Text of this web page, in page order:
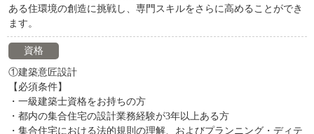
ある住環境の創造に挑戦し、専門スキルをさらに高めることができ
ます。
資格
①建築意匠設計
【必須条件】
・一級建築士資格をお持ちの方
・都内の集合住宅の設計業務経験が3年以上ある方
・集合住宅における法的規則の理解、およびプランニング・ディテ